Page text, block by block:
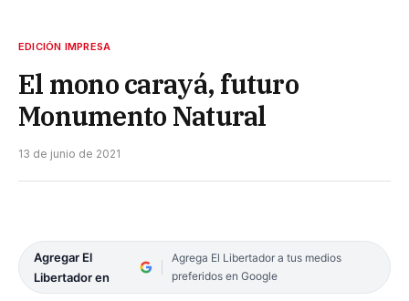
EDICIÓN IMPRESA
El mono carayá, futuro
Monumento Natural
13 de junio de 2021
Agregar El
Libertador en
Agrega El Libertador a tus medios
preferidos en Google